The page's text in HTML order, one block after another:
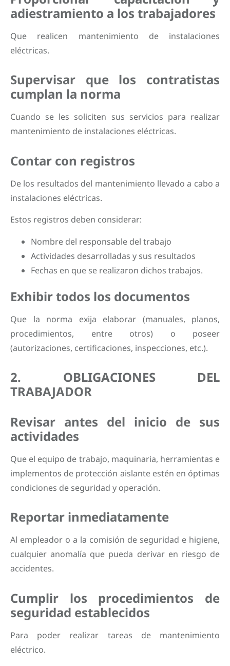
adiestramiento a los trabajadores
Que realicen mantenimiento de instalaciones
eléctricas.
Supervisar que los contratistas
cumplan la norma
Cuando se les soliciten sus servicios para realizar
mantenimiento de instalaciones eléctricas.
Contar con registros
De los resultados del mantenimiento llevado a cabo a
instalaciones eléctricas.
Estos registros deben considerar:
Nombre del responsable del trabajo
Actividades desarrolladas y sus resultados
Fechas en que se realizaron dichos trabajos.
Exhibir todos los documentos
Que la norma exija elaborar (manuales, planos,
procedimientos, entre otros) o poseer
(autorizaciones, certificaciones, inspecciones, etc.).
2. OBLIGACIONES DEL
TRABAJADOR
Revisar antes del inicio de sus
actividades
Que el equipo de trabajo, maquinaria, herramientas e
implementos de protección aislante estén en óptimas
condiciones de seguridad y operación.
Reportar inmediatamente
Al empleador o a la comisión de seguridad e higiene,
cualquier anomalía que pueda derivar en riesgo de
accidentes.
Cumplir los procedimientos de
seguridad establecidos
Para poder realizar tareas de mantenimiento
eléctrico.